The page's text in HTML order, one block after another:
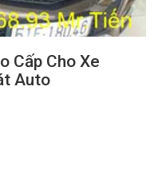
Cấp Cho Xe
Auto